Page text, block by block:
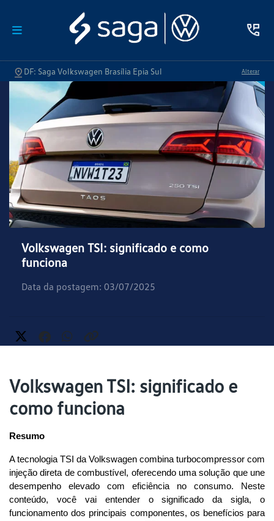
DF: Saga Volkswagen Brasília Epia Sul Alterar
Volkswagen TSI: significado e como
funciona
Data da postagem: 03/07/2025
Volkswagen TSI: significado e
como funciona
Resumo
A tecnologia TSI da Volkswagen combina turbocompressor com
injeção direta de combustível, oferecendo uma solução que une
desempenho elevado com eficiência no consumo. Neste
conteúdo, você vai entender o significado da sigla, o
funcionamento dos principais componentes, os benefícios para